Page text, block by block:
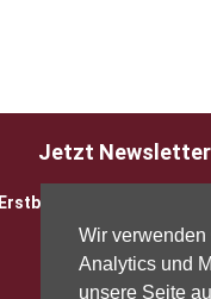
Wir
Analytics und
unsere Seite
Jetzt Newsletter
Erstbesteller sparen 5